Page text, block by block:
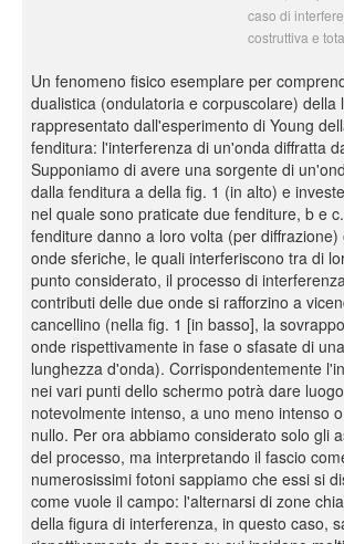
caso di
costruttiva e
Un fenomeno fisico esemplare per
dualistica (ondulatoria e corpuscolare) della
rappresentato dall'esperimento di Young
fenditura: l'interferenza di un'onda diffratta
Supponiamo di avere una sorgente di
dalla fenditura a della fig. 1 (in alto) e
nel quale sono praticate due fenditure, b e
fenditure danno a loro volta (per
onde sferiche, le quali interferiscono tra di
punto considerato, il processo di
contributi delle due onde si rafforzino a
cancellino (nella fig. 1 [in basso], la
onde rispettivamente in fase o sfasate di
lunghezza d'onda). Corrispondentemente
nei vari punti dello schermo potrà dare
notevolmente intenso, a uno meno intenso
nullo. Per ora abbiamo considerato solo gli
del processo, ma interpretando il fascio
numerosissimi fotoni sappiamo che essi si
come vuole il campo: l'alternarsi di zone
della figura di interferenza, in questo caso,